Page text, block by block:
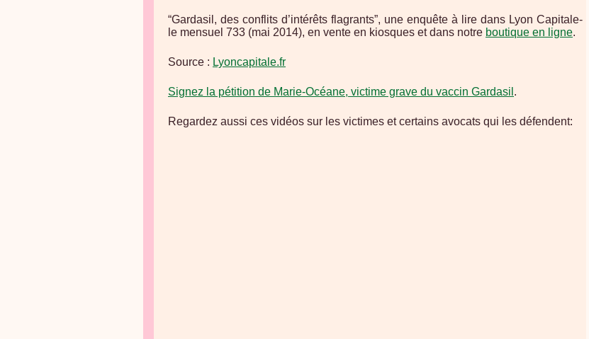
“Gardasil, des conflits d’intérêts flagrants”, une enquête à lire dans Lyon Capitale-
le mensuel 733 (mai 2014), en vente en kiosques et dans notre boutique en ligne.
Source : Lyoncapitale.fr
Signez la pétition de Marie-Océane, victime grave du vaccin Gardasil .
Regardez aussi ces vidéos sur les victimes et certains avocats qui les défendent: